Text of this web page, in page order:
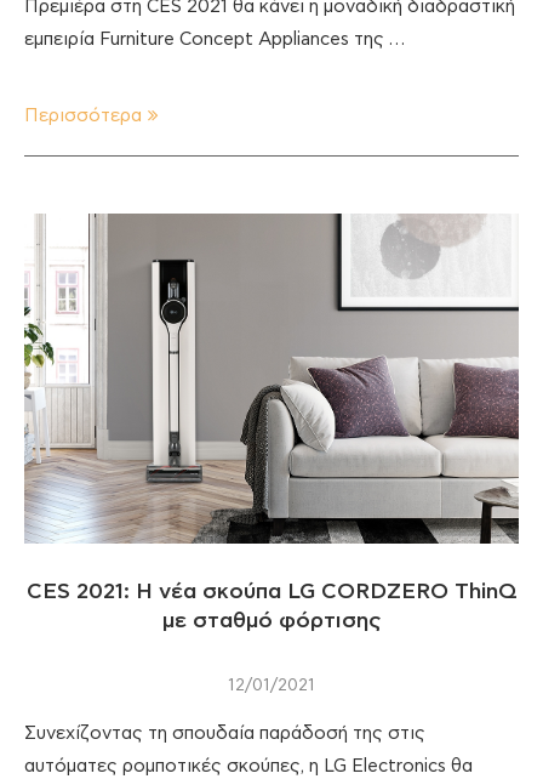
Πρεμιέρα στη CES 2021 θα κάνει η μοναδική διαδραστική
εμπειρία Furniture Concept Appliances της …
Περισσότερα
CES 2021: H νέα σκούπα LG CORDZERO ThinQ
με σταθμό φόρτισης
12/01/2021
Συνεχίζοντας τη σπουδαία παράδοσή της στις
αυτόματες ρομποτικές σκούπες, η LG Electronics θα